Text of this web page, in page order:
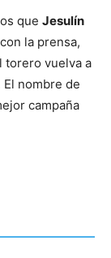
que Jesulín
la prensa,
torero vuelva a
nombre de
campaña